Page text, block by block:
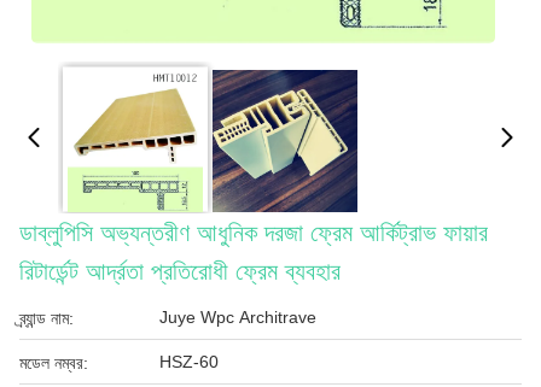
ডাব্লুপিসি অভ্যন্তরীণ আধুনিক দরজা ফ্রেম আর্কিট্রাভ ফায়ার
রিটার্ডেন্ট আর্দ্রতা প্রতিরোধী ফ্রেম ব্যবহার
ব্র্যান্ড নাম: Juye Wpc Architrave
মডেল নম্বর: HSZ-60